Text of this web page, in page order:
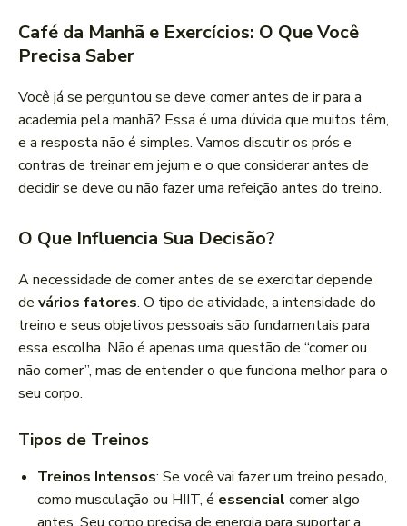
Café da Manhã e Exercícios: O Que Você
Precisa Saber
Você já se perguntou se deve comer antes de ir para a
academia pela manhã? Essa é uma dúvida que muitos têm,
e a resposta não é simples. Vamos discutir os prós e
contras de treinar em jejum e o que considerar antes de
decidir se deve ou não fazer uma refeição antes do treino.
O Que Influencia Sua Decisão?
A necessidade de comer antes de se exercitar depende
de vários fatores. O tipo de atividade, a intensidade do
treino e seus objetivos pessoais são fundamentais para
essa escolha. Não é apenas uma questão de “comer ou
não comer”, mas de entender o que funciona melhor para o
seu corpo.
Tipos de Treinos
Treinos Intensos: Se você vai fazer um treino pesado,
como musculação ou HIIT, é essencial comer algo